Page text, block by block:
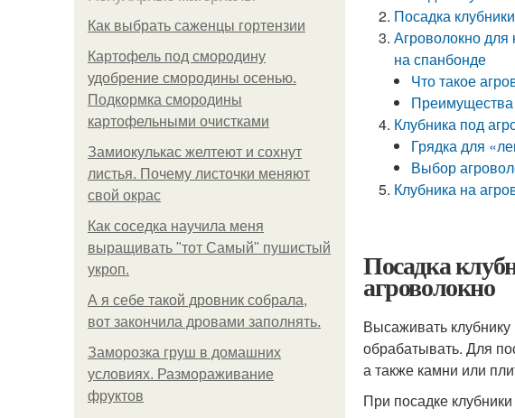
Как выбрать саженцы гортензии
Картофель под смородину
удобрение смородины осенью.
Подкормка смородины
картофельными очистками
Замиокулькас желтеют и сохнут
листья. Почему листочки меняют
свой окрас
Как соседка научила меня
выращивать "тот Самый" пушистый
укроп.
А я себе такой дровник собрала,
вот закончила дровами заполнять.
Заморозка груш в домашних
условиях. Размораживание
фруктов
Посадка
Агроволокно
на спанбонде
Что такое
Преимущества
Клубника под
Грядка для
Выбор
Клубника на
Посадка
агроволокно
Высаживать
обрабатывать. Для
а также камни или
При посадке